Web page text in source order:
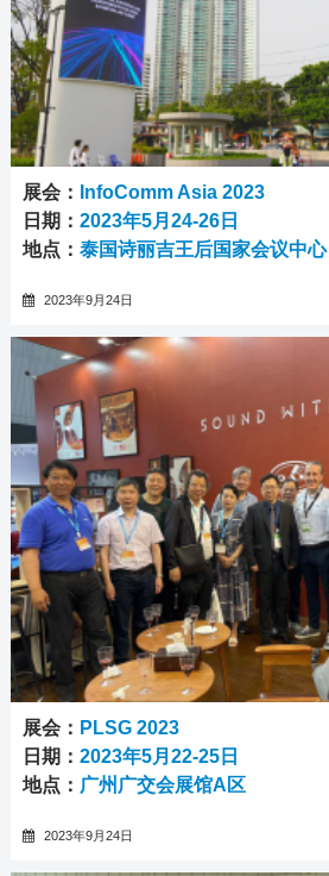
展会：
InfoComm Asia 2023
日期：2023年5月24-26日
地点：泰国诗丽吉王后国家会议中心
2023年9月24日
展会： PLSG 2023
日期：2023年5月22-25日
地点： 广州广交会展馆A区
2023年9月24日